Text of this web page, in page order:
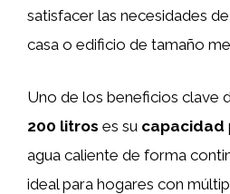
satisfacer las necesidades
casa o edificio de tamaño
Uno de los beneficios clave
200 litros es su capacidad
agua caliente de forma
ideal para hogares con